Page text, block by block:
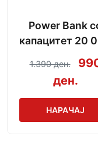
Power Bank
капацитет 20
mAh + кабел
полнење
1.390 ден.
ден.
НАРАЧАЈ